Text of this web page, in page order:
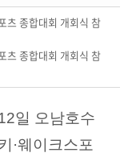
츠 종합대회 개회식 참
츠 종합대회 개회식 참
일 오남호수
·웨이크스포